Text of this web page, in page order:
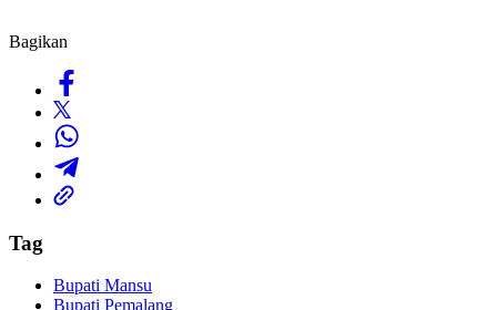
Bagikan
Tag
Bupati Mansu
Bupati Pemalang